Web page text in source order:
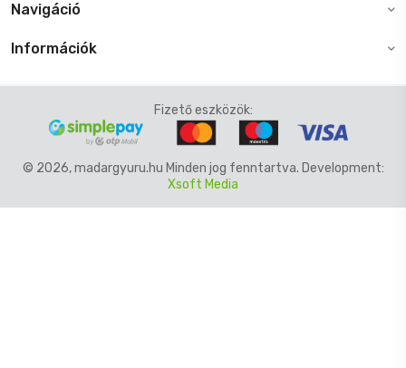
Navigáció
Információk
Fizető eszközök:
© 2026, madargyuru.hu Minden jog fenntartva. Development:
Xsoft Media